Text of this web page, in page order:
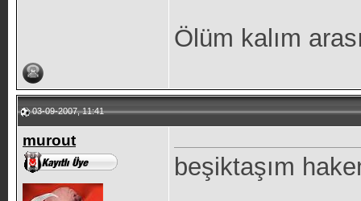
Ölüm kalım
03-09-2007, 11:41
murout
beşiktaşım